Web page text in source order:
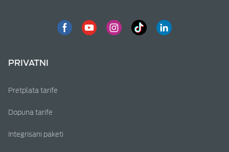
PRIVATNI
Pretplata tarife
Dopuna tarife
Integrisani paketi